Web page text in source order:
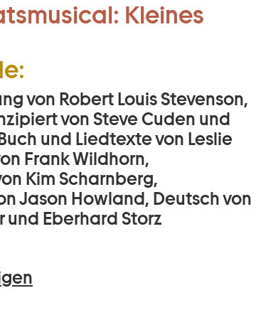
Kleines
von Robert Louis Stevenson,
von Steve Cuden und
und Liedtexte von Leslie
Frank Wildhorn,
Kim Scharnberg,
Jason Howland, Deutsch von
und Eberhard Storz